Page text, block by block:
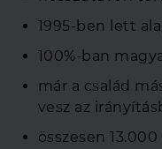
1995-ben lett
100%-ban
már a család
vesz az
összesen